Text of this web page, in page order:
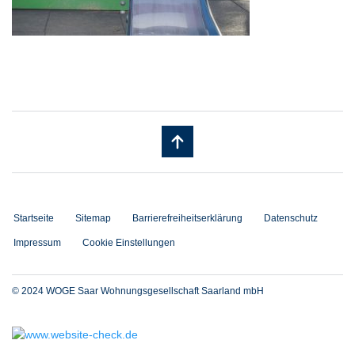
Startseite Sitemap Barrierefreiheitserklärung Datenschutz
Impressum Cookie Einstellungen
© 2024 WOGE Saar Wohnungsgesellschaft Saarland mbH